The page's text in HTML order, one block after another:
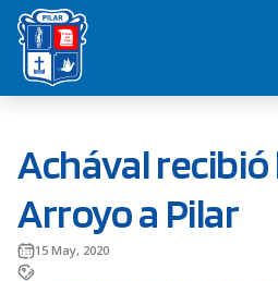
Saltar
contenido
Achával recibió
Arroyo a Pilar
15 May, 2020